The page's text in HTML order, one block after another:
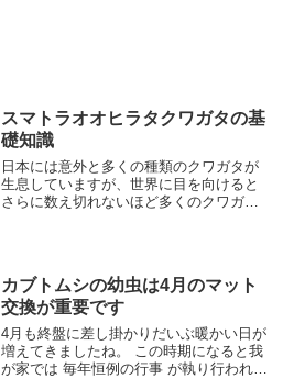
スマトラオオヒラタクワガタの基
礎知識
日本には意外と多くの種類のクワガタが
生息していますが、世界に目を向けると
さらに数え切れないほど多くのクワガタ
カブトムシの幼虫は4月のマット
交換が重要です
4月も終盤に差し掛かりだいぶ暖かい日が
増えてきましたね。 この時期になると我
が家では 毎年恒例の行事 が執り行われま